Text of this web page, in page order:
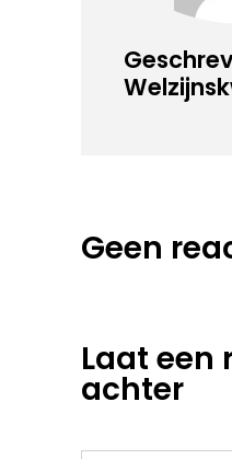
Geen
Laat een
achter